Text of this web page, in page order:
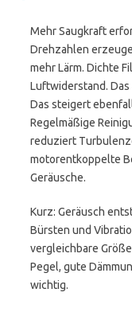
Mehr Saugkraft
Drehzahlen
mehr Lärm. Dichte
Luftwiderstand.
Das steigert
Regelmäßige
reduziert
motorentkoppelte
Geräusche.
Kurz: Geräusch
Bürsten und
vergleichbare
Pegel, gute
wichtig.